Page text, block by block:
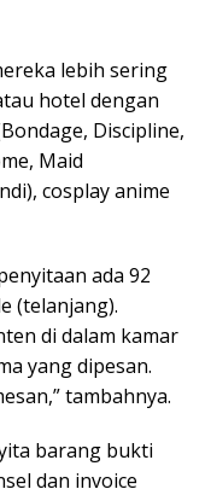
lebih sering
hotel dengan
Discipline,
Maid
cosplay anime
ada 92
(telanjang).
di dalam kamar
yang dipesan.
tambahnya.
barang bukti
dan invoice